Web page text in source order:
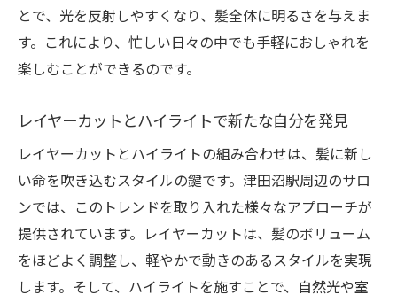
とで、光を反射しやすくなり、髪全体に明るさを与えま
す。これにより、忙しい日々の中でも手軽におしゃれを
楽しむことができるのです。
レイヤーカットとハイライトで新たな自分を発見
レイヤーカットとハイライトの組み合わせは、髪に新し
い命を吹き込むスタイルの鍵です。津田沼駅周辺のサロ
ンでは、このトレンドを取り入れた様々なアプローチが
提供されています。レイヤーカットは、髪のボリューム
をほどよく調整し、軽やかで動きのあるスタイルを実現
します。そして、ハイライトを施すことで、自然光や室